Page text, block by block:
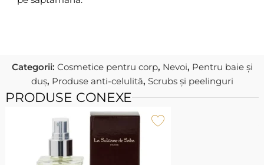
Categorii: Cosmetice pentru corp, Nevoi, Pentru baie și
duș, Produse anti-celulită, Scrubs și peelinguri
PRODUSE CONEXE